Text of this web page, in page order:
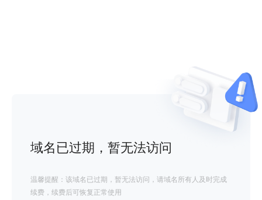
域名已过期，暂无法访问
温馨提醒：该域名已过期，暂无法访问，请域名所有人及时完成
续费，续费后可恢复正常使用